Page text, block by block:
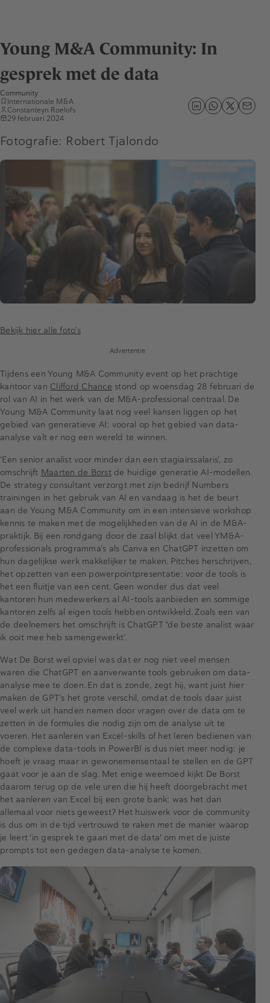
Young M&A Community: In
gesprek met de data
Community
Internationale M&A
Constanteyn Roelofs
29 februari 2024
Fotografie: Robert Tjalondo
Bekijk hier alle foto’s
Advertentie
Tijdens een Young M&A Community event op het prachtige
kantoor van Clifford Chance stond op woensdag 28 februari de
rol van AI in het werk van de M&A-professional centraal. De
Young M&A Community laat nog veel kansen liggen op het
gebied van generatieve AI: vooral op het gebied van data-
analyse valt er nog een wereld te winnen.
‘Een senior analist voor minder dan een stagiairssalaris’, zo
omschrijft Maarten de Borstde huidige generatie AI-modellen.
De strategy consultant verzorgt met zijn bedrijf Numbers
trainingen in het gebruik van AI en vandaag is het de beurt
aan de Young M&A Community om in een intensieve workshop
kennis te maken met de mogelijkheden van de AI in de M&A-
praktijk. Bij een rondgang door de zaal blijkt dat veel YM&A-
professionals programma’s als Canva en ChatGPT inzetten om
hun dagelijkse werk makkelijker te maken. Pitches herschrijven,
het opzetten van een powerpointpresentatie: voor de tools is
het een fluitje van een cent. Geen wonder dus dat veel
kantoren hun medewerkers al AI-tools aanbieden en sommige
kantoren zelfs al eigen tools hebben ontwikkeld. Zoals een van
de deelnemers het omschrijft is ChatGPT “de beste analist waar
ik ooit mee heb samengewerkt’.
Wat De Borst wel opviel was dat er nog niet veel mensen
waren die ChatGPT en aanverwante tools gebruiken om data-
analyse mee te doen. En dat is zonde, zegt hij, want juist hier
maken de GPT’s het grote verschil, omdat de tools daar juist
veel werk uit handen nemen door vragen over de data om te
zetten in de formules die nodig zijn om de analyse uit te
voeren. Het aanleren van Excel-skills of het leren bedienen van
de complexe data-tools in PowerBI is dus niet meer nodig: je
hoeft je vraag maar in gewonemensentaal te stellen en de GPT
gaat voor je aan de slag. Met enige weemoed kijkt De Borst
daarom terug op de vele uren die hij heeft doorgebracht met
het aanleren van Excel bij een grote bank: was het dan
allemaal voor niets geweest? Het huiswerk voor de community
is dus om in de tijd vertrouwd te raken met de manier waarop
je leert 'in gesprek te gaan met de data' om met de juiste
prompts tot een gedegen data-analyse te komen.